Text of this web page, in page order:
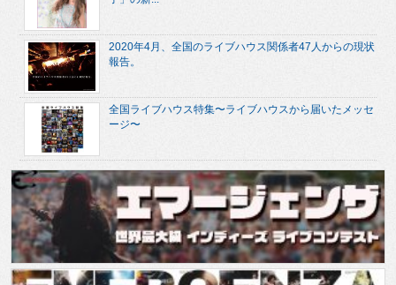
2020年4月、全国のライブハウス関係者47人からの現状
報告。
全国ライブハウス特集〜ライブハウスから届いたメッセ
ージ〜